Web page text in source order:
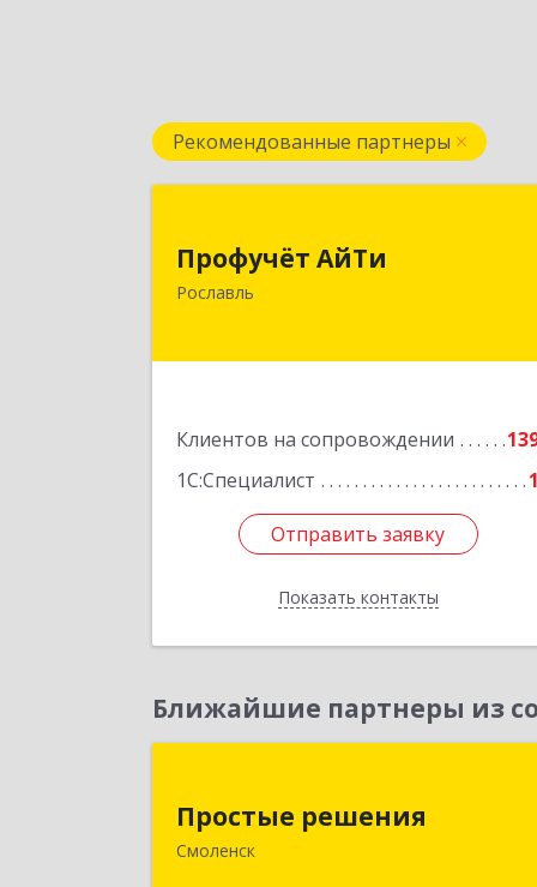
Рекомендованные партнеры
Профучёт АйТи
Рославль
Клиентов на сопровождении
1С:Специалист
1
Отправить заявку
Показать контакты
Отправить заявку
Назад
Ближайшие партнеры из
Простые решения
Смоленск
214015, Смоленская обл, Смоленск г,
Большая Краснофлотская ул, дом №